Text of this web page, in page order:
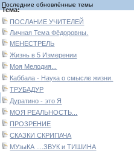
Последние обновлённые темы
Тема:
ПОСЛАНИЕ УЧИТЕЛЕЙ
Личная Тема Фёдоровны.
МЕНЕСТРЕЛЬ
Жизнь в 5 Измерении
Моя Мелодия...
Каббала - Наука о смысле жизни.
ТРУБАДУР
Дуратино - это Я
МОЯ РЕАЛЬНОСТЬ...
ПРОЗРЕНИЕ
СКАЗКИ СКРИПАЧА
МУзыКА ....ЗВУК и ТИШИНА